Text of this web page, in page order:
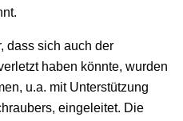
dass sich auch der
haben könnte, wurden
u.a. mit Unterstützung
eingeleitet. Die